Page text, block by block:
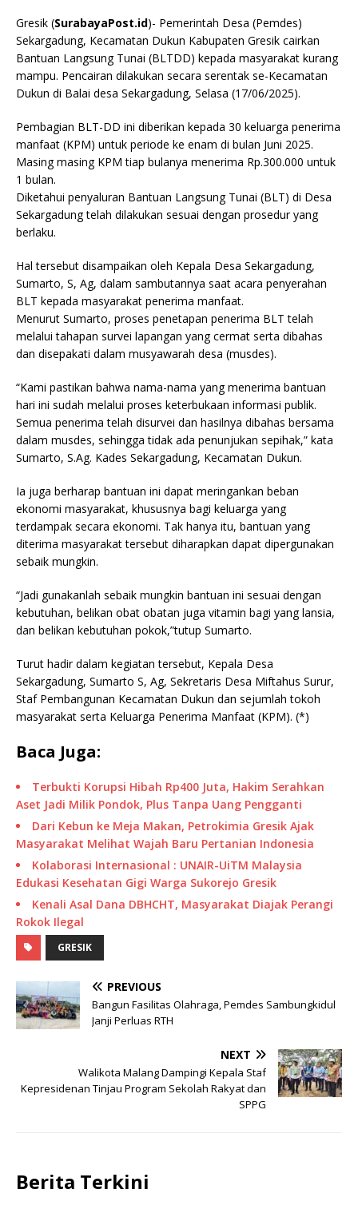
Gresik (SurabayaPost.id)- Pemerintah Desa (Pemdes)
Sekargadung, Kecamatan Dukun Kabupaten Gresik cairkan
Bantuan Langsung Tunai (BLTDD) kepada masyarakat kurang
mampu. Pencairan dilakukan secara serentak se-Kecamatan
Dukun di Balai desa Sekargadung, Selasa (17/06/2025).
Pembagian BLT-DD ini diberikan kepada 30 keluarga penerima
manfaat (KPM) untuk periode ke enam di bulan Juni 2025.
Masing masing KPM tiap bulanya menerima Rp.300.000 untuk
1 bulan.
Diketahui penyaluran Bantuan Langsung Tunai (BLT) di Desa
Sekargadung telah dilakukan sesuai dengan prosedur yang
berlaku.
Hal tersebut disampaikan oleh Kepala Desa Sekargadung,
Sumarto, S, Ag, dalam sambutannya saat acara penyerahan
BLT kepada masyarakat penerima manfaat.
Menurut Sumarto, proses penetapan penerima BLT telah
melalui tahapan survei lapangan yang cermat serta dibahas
dan disepakati dalam musyawarah desa (musdes).
“Kami pastikan bahwa nama-nama yang menerima bantuan
hari ini sudah melalui proses keterbukaan informasi publik.
Semua penerima telah disurvei dan hasilnya dibahas bersama
dalam musdes, sehingga tidak ada penunjukan sepihak,” kata
Sumarto, S.Ag. Kades Sekargadung, Kecamatan Dukun.
Ia juga berharap bantuan ini dapat meringankan beban
ekonomi masyarakat, khususnya bagi keluarga yang
terdampak secara ekonomi. Tak hanya itu, bantuan yang
diterima masyarakat tersebut diharapkan dapat dipergunakan
sebaik mungkin.
“Jadi gunakanlah sebaik mungkin bantuan ini sesuai dengan
kebutuhan, belikan obat obatan juga vitamin bagi yang lansia,
dan belikan kebutuhan pokok,”tutup Sumarto.
Turut hadir dalam kegiatan tersebut, Kepala Desa
Sekargadung, Sumarto S, Ag, Sekretaris Desa Miftahus Surur,
Staf Pembangunan Kecamatan Dukun dan sejumlah tokoh
masyarakat serta Keluarga Penerima Manfaat (KPM). (*)
Baca Juga:
Terbukti Korupsi Hibah Rp400 Juta, Hakim Serahkan
Aset Jadi Milik Pondok, Plus Tanpa Uang Pengganti
Dari Kebun ke Meja Makan, Petrokimia Gresik Ajak
Masyarakat Melihat Wajah Baru Pertanian Indonesia
Kolaborasi Internasional : UNAIR-UiTM Malaysia
Edukasi Kesehatan Gigi Warga Sukorejo Gresik
Kenali Asal Dana DBHCHT, Masyarakat Diajak Perangi
Rokok Ilegal
GRESIK
PREVIOUS
Bangun Fasilitas Olahraga, Pemdes Sambungkidul
Janji Perluas RTH
NEXT
Walikota Malang Dampingi Kepala Staf
Kepresidenan Tinjau Program Sekolah Rakyat dan
SPPG
Berita Terkini